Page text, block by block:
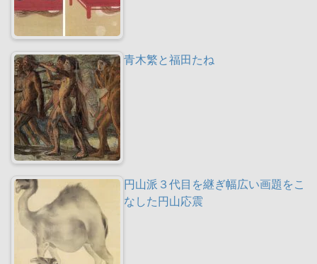
青木繁と福田たね
円山派３代目を継ぎ幅広い画題をこ
なした円山応震